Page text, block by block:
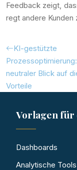
Feedback zeigt,
regt andere Kunden
KI-gestützte
neutraler Blick auf
Vorteile
Vorlagen
Dashboards
Analytische Tools